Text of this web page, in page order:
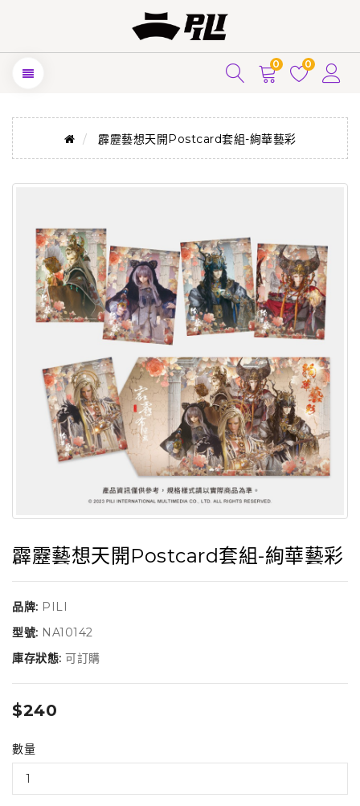
0 0
霹靂藝想天開Postcard套組-絢華藝彩
霹靂藝想天開Postcard套組-絢華藝彩
品牌: PILI
型號: NA10142
庫存狀態: 可訂購
$240
數量